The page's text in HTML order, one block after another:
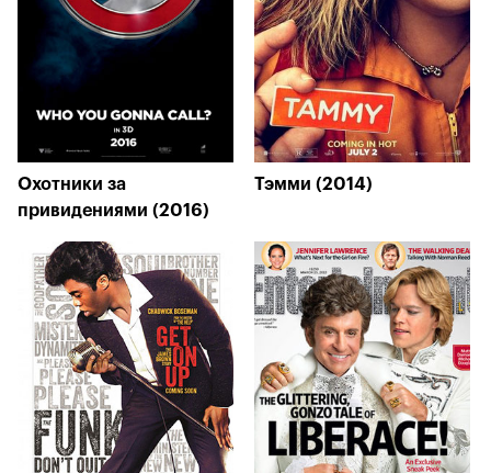
Охотники за
привидениями (2016)
Тэмми (2014)